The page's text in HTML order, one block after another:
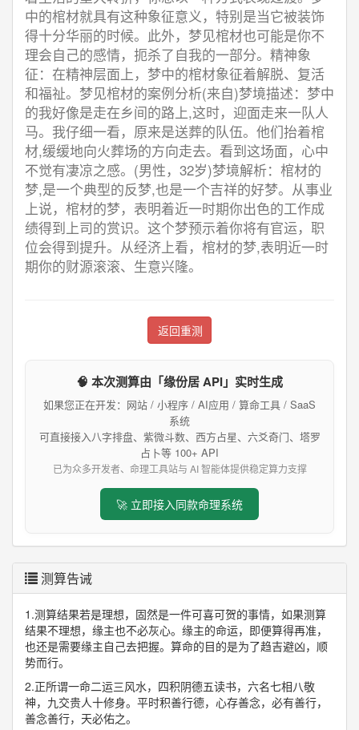
中的棺材就具有这种象征意义，特别是当它被装饰
得十分华丽的时候。此外，梦见棺材也可能是你不
理会自己的感情，扼杀了自我的一部分。精神象
征：在精神层面上，梦中的棺材象征着解脱、复活
和福祉。梦见棺材的案例分析(来自)梦境描述：梦中
的我好像是走在乡间的路上,这时，迎面走来一队人
马。我仔细一看，原来是送葬的队伍。他们抬着棺
材,缓缓地向火葬场的方向走去。看到这场面，心中
不觉有凄凉之感。(男性，32岁)梦境解析：棺材的
梦,是一个典型的反梦,也是一个吉祥的好梦。从事业
上说，棺材的梦，表明着近一时期你出色的工作成
绩得到上司的赏识。这个梦预示着你将有官运，职
位会得到提升。从经济上看，棺材的梦,表明近一时
期你的财源滚滚、生意兴隆。
返回重测
🧠 本次测算由「缘份居 API」实时生成
如果您正在开发：网站 / 小程序 / AI应用 / 算命工具 / SaaS
系统
可直接接入八字排盘、紫微斗数、西方占星、六爻奇门、塔罗
占卜等 100+ API
已为众多开发者、命理工具站与 AI 智能体提供稳定算力支撑
🚀 立即接入同款命理系统
测算告诫
1.测算结果若是理想，固然是一件可喜可贺的事情，如果测算
结果不理想，缘主也不必灰心。缘主的命运，即便算得再准，
也还是需要缘主自己去把握。算命的目的是为了趋吉避凶，顺
势而行。
2.正所谓一命二运三风水，四积阴德五读书，六名七相八敬
神，九交贵人十修身。平时积善行德，心存善念，必有善行，
善念善行，天必佑之。